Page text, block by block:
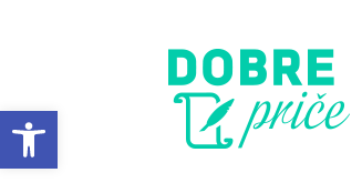
Open toolbar